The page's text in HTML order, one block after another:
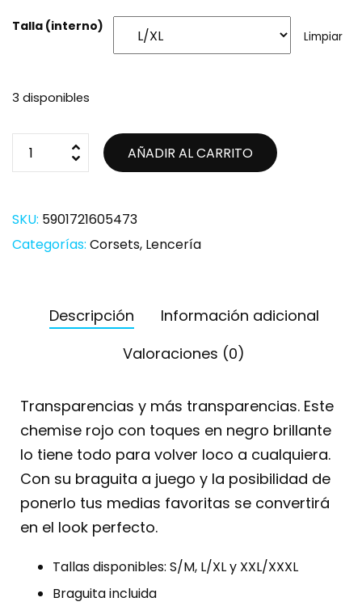
Talla (interno)
Limpiar
3 disponibles
AÑADIR AL CARRITO
SKU: 5901721605473
Categorías: Corsets, Lencería
Descripción
Información adicional
Valoraciones (0)
Transparencias y más transparencias. Este
chemise rojo con toques en negro brillante
lo tiene todo para volver loco a cualquiera.
Con su braguita a juego y la posibilidad de
ponerlo tus medias favoritas se convertirá
en el look perfecto.
Tallas disponibles: S/M, L/XL y XXL/XXXL
Braguita incluida